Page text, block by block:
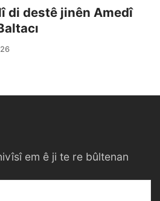
di destê jinên Amedî
em ê ji te re bûltenan